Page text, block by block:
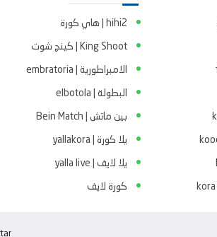
hihi2 | هاي كورة
King Shoot | كينج شوت
الامبراطورية | embratoria
البطولة | elbotola
بين ماتش | Bein Match
يلا كورة | yallakora
يلا لايف | yalla live
كورة لايف